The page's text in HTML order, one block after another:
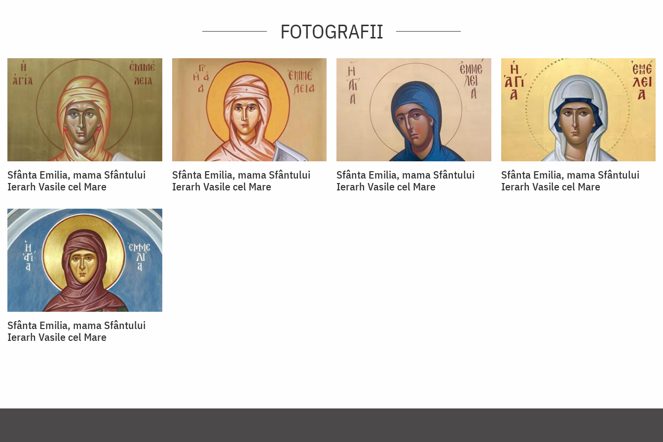
FOTOGRAFII
Sfânta Emilia, mama Sfântului
Ierarh Vasile cel Mare
Sfânta Emilia, mama Sfântului
Ierarh Vasile cel Mare
Sfânta Emilia, mama Sfântului
Ierarh Vasile cel Mare
Sfânta Emilia, mama Sfântului
Ierarh Vasile cel Mare
Sfânta Emilia, mama Sfântului
Ierarh Vasile cel Mare